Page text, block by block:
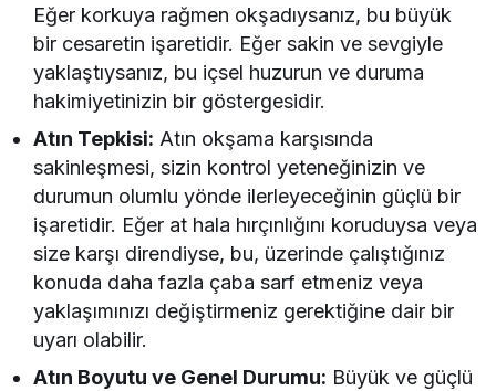
Eğer korkuya rağmen okşadıysanız, bu büyük
bir cesaretin işaretidir. Eğer sakin ve sevgiyle
yaklaştıysanız, bu içsel huzurun ve duruma
hakimiyetinizin bir göstergesidir.
Atın Tepkisi: Atın okşama karşısında
sakinleşmesi, sizin kontrol yeteneğinizin ve
durumun olumlu yönde ilerleyeceğinin güçlü bir
işaretidir. Eğer at hala hırçınlığını koruduysa veya
size karşı direndiyse, bu, üzerinde çalıştığınız
konuda daha fazla çaba sarf etmeniz veya
yaklaşımınızı değiştirmeniz gerektiğine dair bir
uyarı olabilir.
Atın Boyutu ve Genel Durumu: Büyük ve güçlü